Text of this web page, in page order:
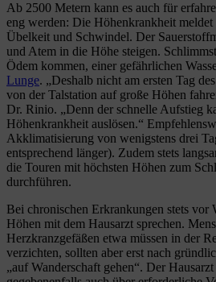
Ab 2500 Metern kann es auch für
eng werden: Die Höhenkrankheit
Übelkeit und Schwindel. Der
und Atem in die Höhe steigen.
Ödem kommen, einer gefährlichen
Lunge. „Deshalb nicht am ersten Tag
von der Talstation auf große Höhen
Dr. Rinio. „Denn der schnelle Aufstieg
Höhenkrankheit auslösen.“
Akklimatisierung von wenigstens drei
entsprechend länger). Zudem stets
die Touren mit höchsten Höhen zum
durchführen.
Bei chronischen Erkrankungen stets vor
Höhen mit dem Hausarzt sprechen.
Herzkranzgefäßen etwa müssen in der
verzichten, sollten aber erst nach
„auf Wanderschaft gehen“. Der